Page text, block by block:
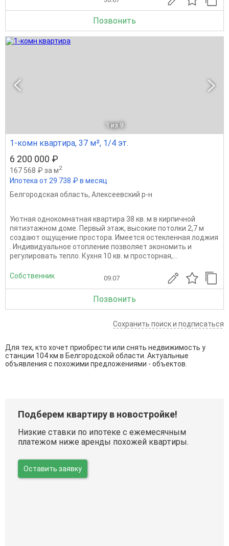
Позвонить
1 из 9
1-комн квартира, 37 м², 1/4 эт.
6 200 000 ₽
167 568 ₽ за м2
Ипотека от 29 738 ₽ в месяц
Белгородская область, Алексеевский р-н
Уютная однокомнатная квартира 38 кв. м в кирпичной
пятиэтажном доме. Первый этаж, высокие потолки 2,7 м
создают ощущение простора. Имеется остекленная лоджия
. Индивидуальное отопление позволяет экономить и
регулировать тепло. Кухня 10 кв. м просторная,...
Собственник 09.07
Позвонить
Сохранить поиск и подписаться
Для тех, кто хочет приобрести или снять недвижимость у
станции 104 км в Белгородской области. Актуальные
объявления с похожими предложениями - объектов.
Подберем квартиру в новостройке!
Низкие ставки по ипотеке с ежемесячным
платежом ниже аренды похожей квартиры.
Оставить заявку